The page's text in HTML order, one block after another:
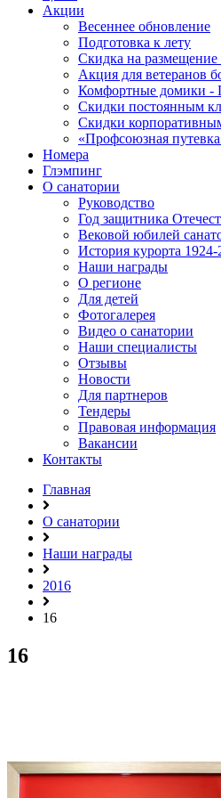
Акции
Весеннее обновление
Подготовка к лету
Скидка на размещение
Акция для ветеранов
Комфортные домики
Скидки постоянным
Скидки
«Профсоюзная
Номера
Глэмпинг
О санатории
Руководство
Год защитника
Вековой юбилей
История курорта 1924-
Наши награды
О регионе
Для детей
Фотогалерея
Видео о санатории
Наши специалисты
Отзывы
Новости
Для партнеров
Тендеры
Правовая информация
Вакансии
Контакты
Главная
О санатории
Наши награды
2016
16
16